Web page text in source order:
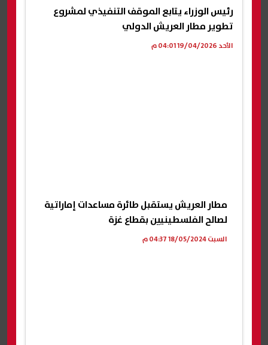
رئيس الوزراء يتابع الموقف التنفيذي لمشروع
تطوير مطار العريش الدولي
الأحد 19/04/2026 04:01 م
مطار العريش يستقبل طائرة مساعدات إماراتية
لصالح الفلسطينيين بقطاع غزة
السبت 18/05/2024 04:37 م